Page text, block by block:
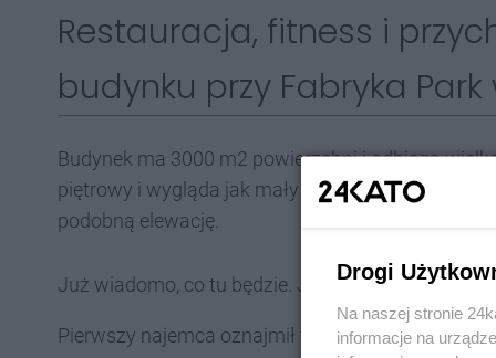
Restauracja, fitness i
budynku przy Fabryka
Budynek ma 3000 m2 powierzchni i odbiega
piętrowy i wygląda jak mały biurowiec. Ale
podobną elewację.
Już wiadomo, co tu będzie. Jak informuje
Pierwszy najemca oznajmił to już wielkimi
Drogi
Na naszej stronie
informacje na